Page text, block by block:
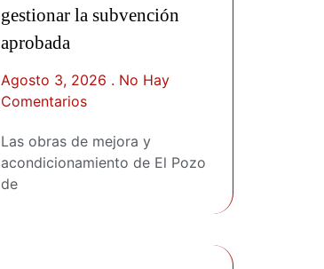
gestionar la subvención
aprobada
Agosto 3, 2026
No Hay
Comentarios
Las obras de mejora y
acondicionamiento de El Pozo
de